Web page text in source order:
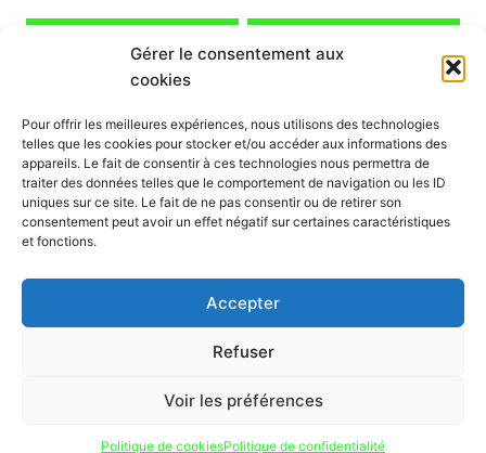
Gérer le consentement aux
cookies
Pour offrir les meilleures expériences, nous utilisons des technologies
telles que les cookies pour stocker et/ou accéder aux informations des
appareils. Le fait de consentir à ces technologies nous permettra de
traiter des données telles que le comportement de navigation ou les ID
uniques sur ce site. Le fait de ne pas consentir ou de retirer son
consentement peut avoir un effet négatif sur certaines caractéristiques
et fonctions.
Accepter
Refuser
Voir les préférences
Politique de cookiesPolitique de confidentialité
INFORMATION
Mon compte
Nous contacter
Mode paiement
Nos services
Politique de confidentialité
Politique de cookies (UE)
© 2026 hmpscoot.com tous droits réservés